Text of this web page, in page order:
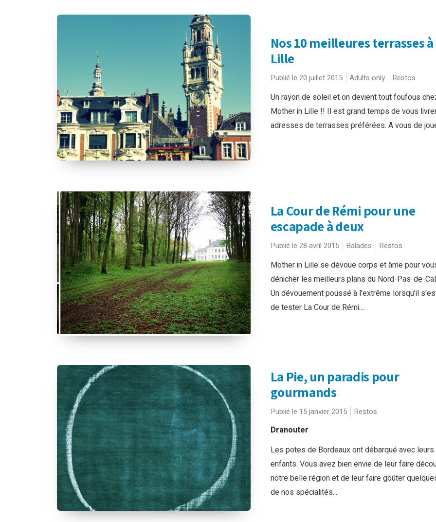
Nos 10 meilleures terrasses à
Lille
Publié le 20 juillet 2015 Adults only Restos
Un rayon de soleil et on devient tout foufous
Mother in Lille !! Il est grand temps de vous
adresses de terrasses préférées. A vous de
La Cour de Rémi pour une
escapade à deux
Publié le 28 avril 2015 Balades Restos
Mother in Lille se dévoue corps et âme pour
dénicher les meilleurs plans du Nord-Pas-de-
Un dévouement poussé à l'extrême lorsqu'il
de tester La Cour de Rémi....
La Pie, un paradis pour
gourmands
Publié le 15 janvier 2015 Restos
Dranouter
Les potes de Bordeaux ont débarqué avec
enfants. Vous avez bien envie de leur faire
notre belle région et de leur faire goûter
de nos spécialités...